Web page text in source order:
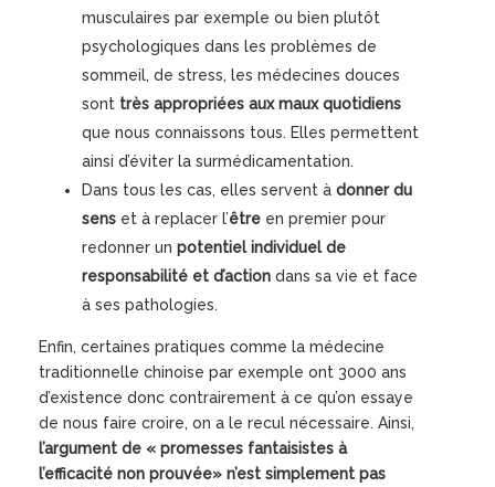
musculaires par exemple ou bien plutôt
psychologiques dans les problèmes de
sommeil, de stress, les médecines douces
sont très appropriées aux maux quotidiens
que nous connaissons tous. Elles permettent
ainsi d’éviter la surmédicamentation.
Dans tous les cas, elles servent à donner du
sens et à replacer l’être en premier pour
redonner un potentiel individuel de
responsabilité et d’action dans sa vie et face
à ses pathologies.
Enfin, certaines pratiques comme la médecine
traditionnelle chinoise par exemple ont 3000 ans
d’existence donc contrairement à ce qu’on essaye
de nous faire croire, on a le recul nécessaire. Ainsi,
l’argument de « promesses fantaisistes à
l’efficacité non prouvée» n’est simplement pas